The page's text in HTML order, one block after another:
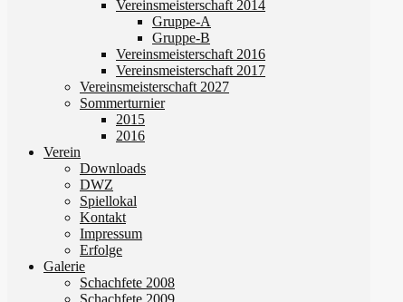
Vereinsmeisterschaft 2014
Gruppe-A
Gruppe-B
Vereinsmeisterschaft 2016
Vereinsmeisterschaft 2017
Vereinsmeisterschaft 2027
Sommerturnier
2015
2016
Verein
Downloads
DWZ
Spiellokal
Kontakt
Impressum
Erfolge
Galerie
Schachfete 2008
Schachfete 2009